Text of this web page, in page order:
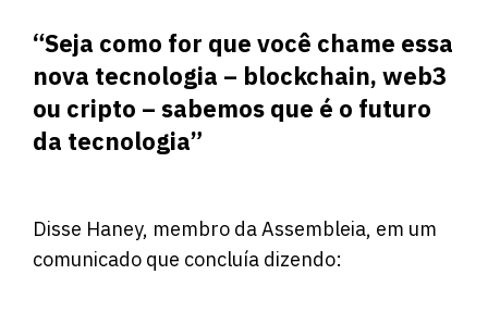
“Seja como for que você chame essa
nova tecnologia – blockchain, web3
ou cripto – sabemos que é o futuro
da tecnologia”
Disse Haney, membro da Assembleia, em um
comunicado que concluía dizendo: